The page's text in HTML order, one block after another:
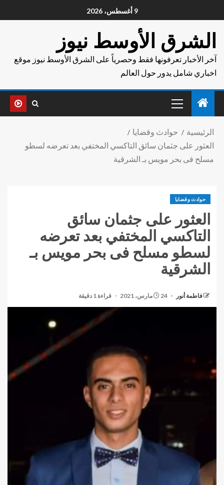
9 أغسطس، 2026
الشرق الأوسط نيوز
آخر الأخبار تعرفونها فقط وحصرياً على الشرق الأوسط نيوز موقع
اخباري شامل يدور حول العالم
الرئيسية
حوادث وقضايا
العثور على جثمان سائق التاكسي المختفي بعد تعرضه لسطو
مسلح فى بحر مويس بـ الشرقية
حوادث وقضايا
العثور على جثمان سائق
التاكسي المختفي بعد تعرضه
لسطو مسلح فى بحر مويس بـ
الشرقية
فاطمة أنور 24 مارس، 2021 قراءة 1 دقيقة